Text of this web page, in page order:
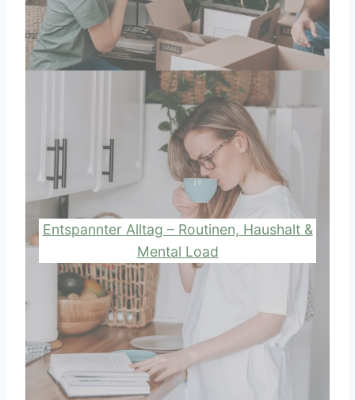
Entspannter Alltag – Routinen, Haushalt &
Mental Load